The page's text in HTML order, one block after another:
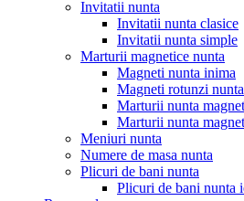
Invitatii nunta
Invitatii nunta clasice
Invitatii nunta simple
Marturii magnetice nunta
Magneti nunta inima
Magneti rotunzi nunta
Marturii nunta
Marturii nunta
Meniuri nunta
Numere de masa nunta
Plicuri de bani nunta
Plicuri de bani nunta